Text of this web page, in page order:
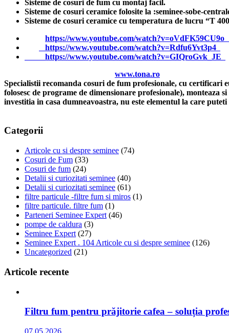
Sisteme de cosuri de fum cu montaj facil.
Sisteme de cosuri ceramice folosite la :seminee-sobe-
Sisteme de cosuri ceramice cu temperatura de lucru “T
https://www.youtube.com/watch?v=oVdFK59CU9o
https://www.youtube.com/watch?v=Rdfu6Yvt3p4
https://www.youtube.com/watch?v=GIQroGvk_JE
www.tona.ro
Specialistii recomanda cosuri de fum profesionale, cu certificari
folosesc de programe de dimensionare profesionale),
investitia in casa dumneavoastra, nu este elementul la care
Categorii
Articole cu si despre seminee (74)
Cosuri de Fum (33)
Cosuri de fum (24)
Detalii si curiozitati seminee (40)
Detalii si curiozitati seminee (61)
filtre particule -filtre fum si miros (1)
filtre particule. filtre fum (1)
Parteneri Seminee Expert (46)
pompe de caldura (3)
Seminee Expert (27)
Seminee Expert . 104 Articole cu si despre seminee (126)
Uncategorized (21)
Articole recente
Filtru fum pentru prăjitorie cafea – soluția
07.05.2026